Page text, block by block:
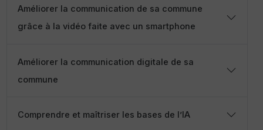
Améliorer la communication de sa commune
grâce à la vidéo faite avec un smartphone
Améliorer la communication digitale de sa
commune
Comprendre et maîtriser les bases de l’IA